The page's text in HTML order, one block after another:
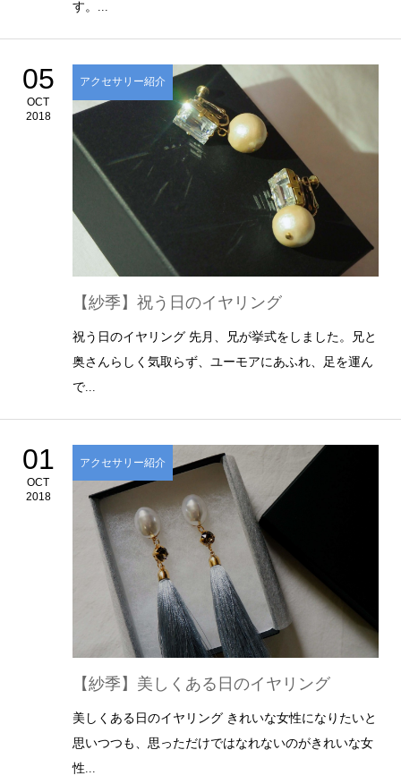
す。...
05
OCT
2018
アクセサリー紹介
【紗季】祝う日のイヤリング
祝う日のイヤリング 先月、兄が挙式をしました。兄と
奥さんらしく気取らず、ユーモアにあふれ、足を運ん
で...
01
OCT
2018
アクセサリー紹介
【紗季】美しくある日のイヤリング
美しくある日のイヤリング きれいな女性になりたいと
思いつつも、思っただけではなれないのがきれいな女
性...